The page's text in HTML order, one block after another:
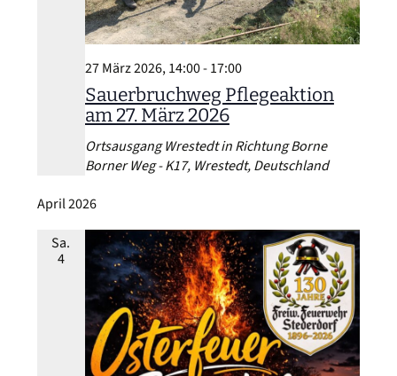
Sauerbruchweg Pflegeaktion
am 27. März 2026
27 März 2026, 14:00-17:00
Ortsausgang Wrestedt in Richtung Borne
Borner Weg - K17, Wrestedt, Deutschland
April 2026
Sa.
4